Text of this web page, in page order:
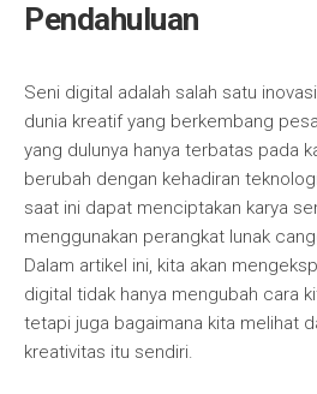
Pendahuluan
Seni digital adalah salah satu
dunia kreatif yang berkembang
yang dulunya hanya terbatas pada
berubah dengan kehadiran
saat ini dapat menciptakan karya
menggunakan perangkat lunak
Dalam artikel ini, kita akan
digital tidak hanya mengubah cara
tetapi juga bagaimana kita melihat
kreativitas itu sendiri.